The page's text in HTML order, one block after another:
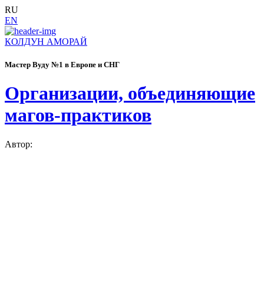
RU
EN
КОЛДУН АМОРАЙ
Мастер Вуду №1 в Европе и СНГ
Организации, объединяющие
магов-практиков
Автор: